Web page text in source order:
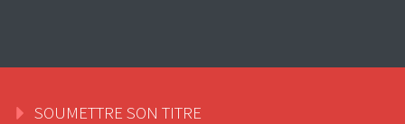
SOUMETTRE SON TITRE